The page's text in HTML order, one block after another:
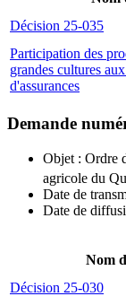
Décision 25-035
Participation des
grandes cultures
d'assurances
Demande
Objet : Ordre
agricole du
Date de
Date de
Nom
Décision 25-030